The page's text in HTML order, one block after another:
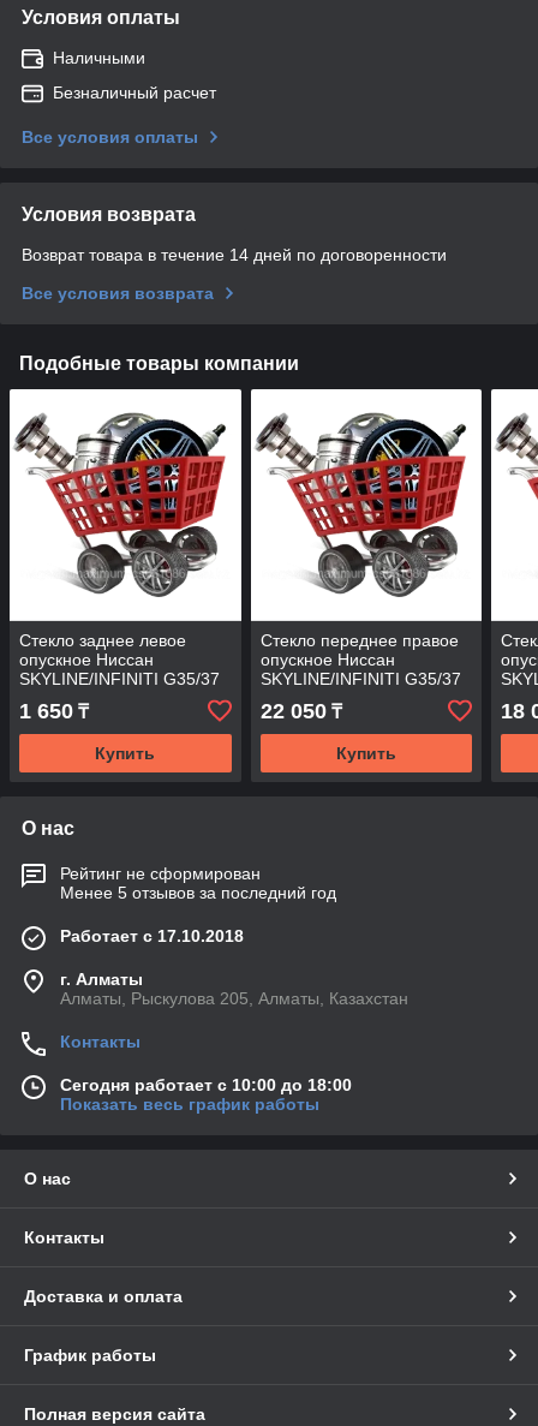
Условия оплаты
Наличными
Безналичный расчет
Все условия оплаты
Условия возврата
Возврат товара в течение 14 дней по договоренности
Все условия возврата
Подобные товары компании
Стекло заднее левое
опускное Ниссан
SKYLINE/INFINITI G35/37
01-07 4D
1 650 ₸
Купить
Стекло переднее правое
опускное Ниссан
SKYLINE/INFINITI G35/37
22 050₸
Купить
18
О нас
Рейтинг не сформирован
Менее 5 отзывов за последний год
Работает с 17.10.2018
г. Алматы
Алматы, Рыскулова 205, Алматы, Казахстан
Контакты
Сегодня работает с 10:00 до 18:00
Показать весь график работы
О нас
Контакты
Доставка и оплата
График работы
Полная версия сайта